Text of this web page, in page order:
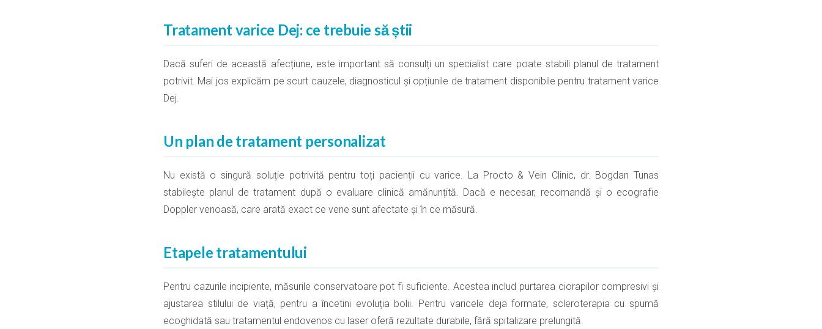
Tratament varice Dej: ce trebuie să știi
Dacă suferi de această afecțiune, este important să consulți un specialist care poate stabili planul de tratament
potrivit. Mai jos explicăm pe scurt cauzele, diagnosticul și opțiunile de tratament disponibile pentru tratament varice
Dej.
Un plan de tratament personalizat
Nu există o singură soluție potrivită pentru toți pacienții cu varice. La Procto & Vein Clinic, dr. Bogdan Tunas
stabilește planul de tratament după o evaluare clinică amănunțită. Dacă e necesar, recomandă și o ecografie
Doppler venoasă, care arată exact ce vene sunt afectate și în ce măsură.
Etapele tratamentului
Pentru cazurile incipiente, măsurile conservatoare pot fi suficiente. Acestea includ purtarea ciorapilor compresivi și
ajustarea stilului de viață, pentru a încetini evoluția bolii. Pentru varicele deja formate, scleroterapia cu spumă
ecoghidată sau tratamentul endovenos cu laser oferă rezultate durabile, fără spitalizare prelungită.